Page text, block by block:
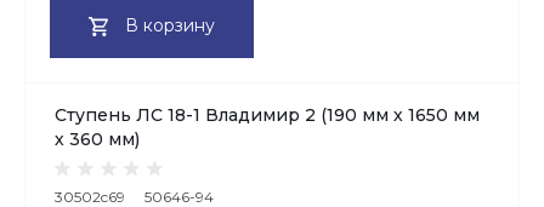
В корзину
Ступень ЛС 18-1 Владимир 2 (190 мм х 1650 мм
х 360 мм)
30502c69 50646-94